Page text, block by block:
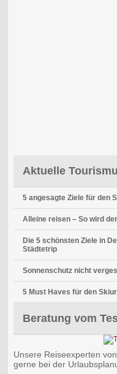
Aktuelle
5 angesagte Ziele für den
Alleine reisen – So wird
Die 5 schönsten Ziele in
Städtetrip
Sonnenschutz nicht
5 Must Haves für den
Beratung vom
Unsere Reiseexperten
gerne bei der